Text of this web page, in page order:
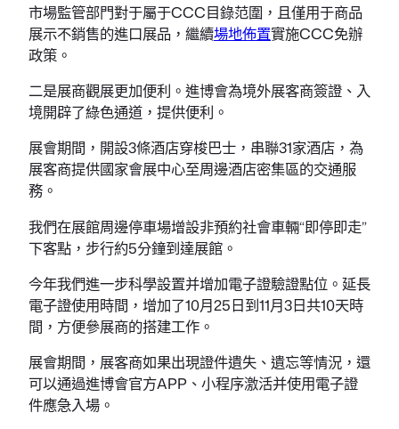
市場監管部門對于屬于CCC目錄范圍，且僅用于商品
展示不銷售的進口展品，繼續場地佈置實施CCC免辦
政策。
二是展商觀展更加便利。進博會為境外展客商簽證、入
境開辟了綠色通道，提供便利。
展會期間，開設3條酒店穿梭巴士，串聯31家酒店，為
展客商提供國家會展中心至周邊酒店密集區的交通服
務。
我們在展館周邊停車場增設非預約社會車輛“即停即走”
下客點，步行約5分鐘到達展館。
今年我們進一步科學設置并增加電子證驗證點位。延長
電子證使用時間，增加了10月25日到11月3日共10天時
間，方便參展商的搭建工作。
展會期間，展客商如果出現證件遺失、遺忘等情況，還
可以通過進博會官方APP、小程序激活并使用電子證
件應急入場。